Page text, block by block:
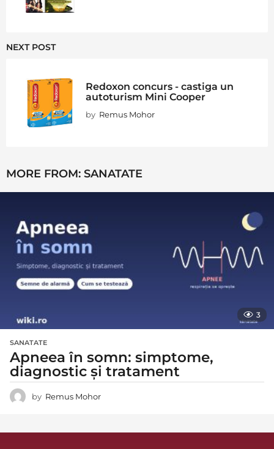
NEXT POST
Redoxon concurs - castiga un
autoturism Mini Cooper
by Remus Mohor
MORE FROM: SANATATE
3
SANATATE
Apneea în somn: simptome,
diagnostic și tratament
by Remus Mohor